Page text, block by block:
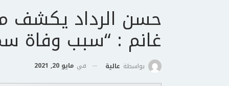
حسن الرداد يكشف
غانم : “سبب وفاة
بواسطة عالية في مايو 20, 2021